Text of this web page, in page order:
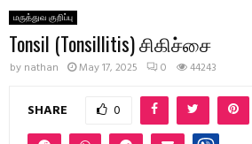
மருத்துவ குறிப்பு
Tonsil (Tonsillitis) சிகிச்சை
by nathan May 17, 2025 0 44243
SHARE 0